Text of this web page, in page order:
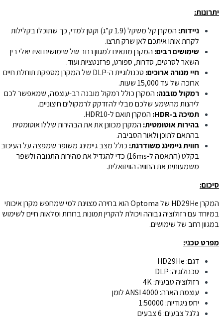
יתרונות:
ניידות:
המקרן קל משקל (1.9 ק”ג) וקטן למדי, כך שתוכלו בקלילות
לקחת אותו איתכם לאן שרק תרצו.
שימושים רבים:המקרן מתאים למגוון רחב של שימושים ואידיאלי בין
השאר לסרטים, סדרות, ספורט, פרזנטציות ועוד.
חיי מנורה ארוכים:
טכנולוגיית ה-DLP של המקרן מספקת תוחלת חיים
ארוכה של עד 15,000 שעות.
רמקול מובנה:המקרן כולל רמקול מובנה רב-עוצמה, שמאפשר לכם
ליהנות מהשמע שלכם מבלי להזדקק לרמקולים חיצוניים.
תמיכה ב-HDR:
המקרן תואם ל-HDR10.
בהירות אוטומטית:המקרן מכוונן את את הבהירות שללו אוטומטית
בהתאם לתוכן ולאור הסביבה.
חווית גיימינג משודרגת:כולל מצב גיימינג משופר שמפצה על העיכוב
בקלט (התאמה ל-16ms) כדי להגדיל את מהירות התגובה ולשפר
משמעותית את החוויה הוויזואלית.
סיכום:
המקרן HD29He של Optoma הוא בחירה מצוינת למי שמחפש מקרן איכותי
במיוחד עם רזולוציה גבוהה ויכולת להקרין תמונות ברורות ומלאות חיים לשימוש
במגוון רחב של שימושים.
מפרט טכני:
דגם: HD29He
טכנולוגיה: DLP
רזולוציה טבעית: 4K
עוצמת הארה: 4000 ANSI לומן
יחס ניגודיות: 1:50000
גלגל צבעים: 6 צבעים